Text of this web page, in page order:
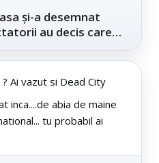
și-a desemnat
au decis care
Ai vazut si Dead City
inca....de abia de maine
tu probabil ai